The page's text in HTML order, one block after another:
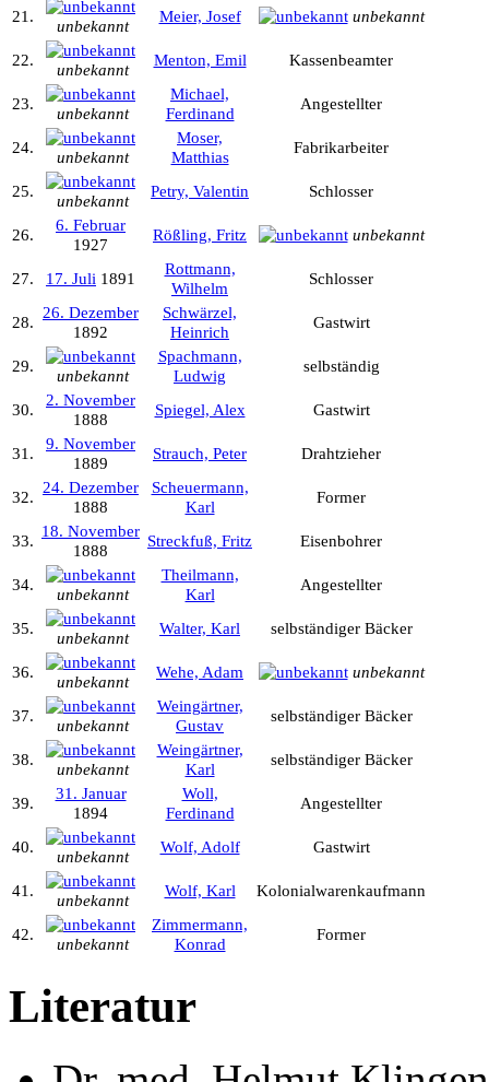
21.
unbekannt
Meier, Josef unbekannt
22.
unbekannt
Menton, Emil Kassenbeamter
23.
unbekannt
Michael,
Ferdinand
Angestellter
24.
unbekannt
Moser,
Matthias
Fabrikarbeiter
25.
unbekannt
Petry, Valentin Schlosser
26.
6. Februar
1927
Rößling, Fritz unbekannt
27. 17. Juli 1891
Rottmann,
Wilhelm
Schlosser
28.
26. Dezember
1892
Schwärzel,
Heinrich
Gastwirt
29.
unbekannt
Spachmann,
Ludwig
selbständig
30.
2. November
1888
Spiegel, Alex Gastwirt
31.
9. November
1889
Strauch, Peter Drahtzieher
32.
24. Dezember
1888
Scheuermann,
Karl
Former
33.
18. November
1888
Streckfuß, Fritz Eisenbohrer
34.
unbekannt
Theilmann,
Karl
Angestellter
35.
unbekannt
Walter, Karl selbständiger Bäcker
36.
unbekannt
Wehe, Adam unbekannt
37.
unbekannt
Weingärtner,
Gustav
selbständiger Bäcker
38.
unbekannt
Weingärtner,
Karl
selbständiger Bäcker
39.
31. Januar
1894
Woll,
Ferdinand
Angestellter
40.
unbekannt
Wolf, Adolf Gastwirt
41.
unbekannt
Wolf, Karl Kolonialwarenkaufmann
42.
unbekannt
Zimmermann,
Konrad
Former
Literatur